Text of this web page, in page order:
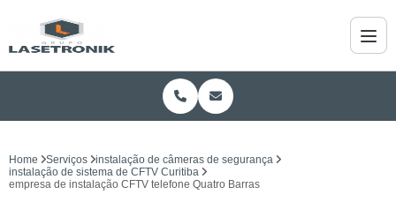
Home Serviços
instalação de câmeras de segurança
instalação de sistema de CFTV Curitiba
empresa de instalação CFTV telefone Quatro Barras